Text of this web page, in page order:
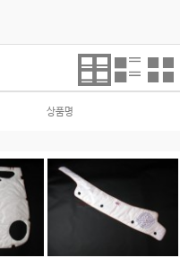
상품명